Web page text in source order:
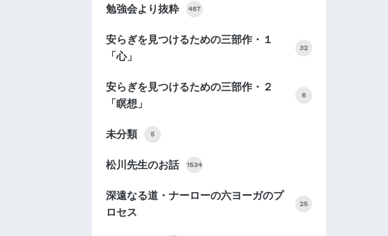
勉強会より抜粋 487
安らぎを見つけるための三部作・１
「心」
32
安らぎを見つけるための三部作・２
「瞑想」
6
未分類 5
松川先生のお話 1534
深遠なる道・ナーローの六ヨーガのプ
ロセス
25